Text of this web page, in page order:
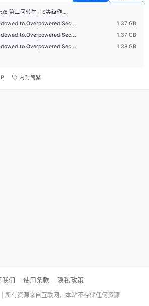
落第贤者的学院无双 第二回转生，S等级作弊魔术师冒险记 (2026)
From.Overshadowed.to.Overpowered.Second.Reincarnation.of.a.Talentless.Sage.S01E07.Master.Smile.1080p.CR.WEB-DL.AAC2.0.H.264.mkv
1.37 GB
From.Overshadowed.to.Overpowered.Second.Reincarnation.of.a.Talentless.Sage.S01E06.Dear.Eftal.1080p.CR.WEB-DL.AAC2.0.H.264.mkv
1.37 GB
From.Overshadowed.to.Overpowered.Second.Reincarnation.of.a.Talentless.Sage.S01E05.Through.Her.Eyes.1080p.CR.WEB-DL.AAC2.0.H.264.mkv
1.38 GB
内封简繁
我们 使用条款 隐私政策
所有资源来自互联网，本站不存储任何资源